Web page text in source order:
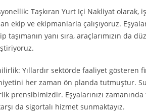
Taşkıran Yurt Içi Nakliyat olarak,
ekip ve ekipmanlarla çalışıyoruz.
taşımanın yanı sıra, araçlarımızın da
Yıllardır sektörde faaliyet gösteren
her zaman ön planda tutmuştur.
prensibimizdir. Eşyalarınızı
da sigortalı hizmet sunmaktayız.